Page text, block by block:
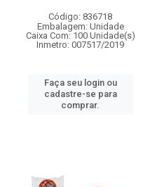
Código: 836718
Embalagem: Unidade
Caixa Com: 100 Unidade(s)
Inmetro: 007517/2019
Faça seu login ou
cadastre-se para
comprar.